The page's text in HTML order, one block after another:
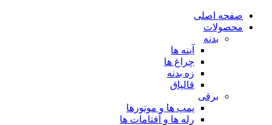
صفحه اصلی
محصولات
بدنه
آینه ها
چراغ ها
زه بدنه
قالپاق
برقی
پمپ ها و موتورها
رله ها و آفتامات ها